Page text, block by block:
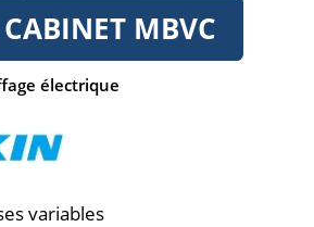
MBVC
électrique
variables